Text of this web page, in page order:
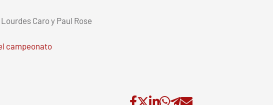
Caro y Paul Rose
campeonato